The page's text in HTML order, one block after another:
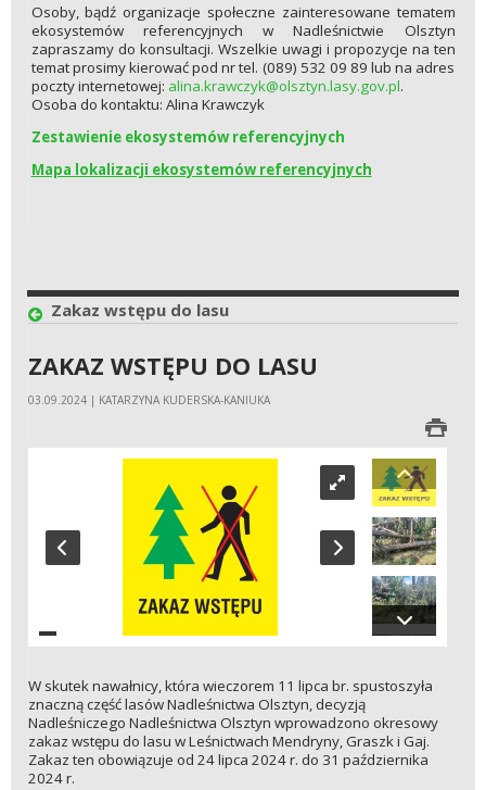
Osoby, bądź organizacje społeczne zainteresowane tematem
ekosystemów referencyjnych w Nadleśnictwie Olsztyn
zapraszamy do konsultacji. Wszelkie uwagi i propozycje na ten
temat prosimy kierować pod nr tel. (089) 532 09 89 lub na adres
poczty internetowej: alina.krawczyk@olsztyn.lasy.gov.pl.
Osoba do kontaktu: Alina Krawczyk
Zestawienie ekosystemów referencyjnych
Mapa lokalizacji ekosystemów referencyjnych
Zakaz wstępu do lasu
ZAKAZ WSTĘPU DO LASU
03.09.2024 | KATARZYNA KUDERSKA-KANIUKA
W skutek nawałnicy, która wieczorem 11 lipca br. spustoszyła
znaczną część lasów Nadleśnictwa Olsztyn, decyzją
Nadleśniczego Nadleśnictwa Olsztyn wprowadzono okresowy
zakaz wstępu do lasu w Leśnictwach Mendryny, Graszk i Gaj.
Zakaz ten obowiązuje od 24 lipca 2024 r. do 31 października
2024 r.